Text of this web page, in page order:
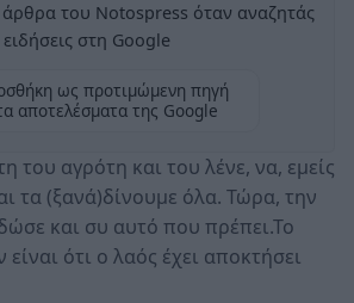
άρθρα του Notospress όταν αναζητάς
ειδήσεις στη Google
ως προτιμώμενη πηγή
αποτελέσματα της Google
του αγρότη και του λένε, να, εμείς
τα (ξανά)δίνουμε όλα. Τώρα, την
και συ αυτό που πρέπει.Το
ότι ο λαός έχει αποκτήσει